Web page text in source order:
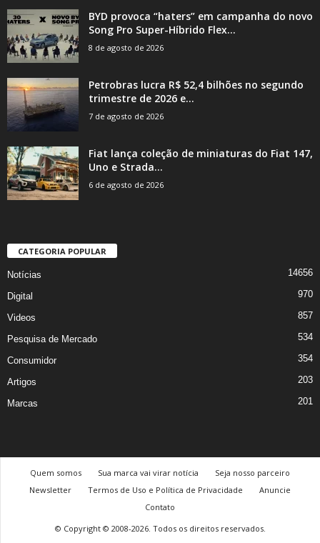
BYD provoca “haters” em campanha do novo
Song Pro Super-Híbrido Flex...
8 de agosto de 2026
Petrobras lucra R$ 52,4 bilhões no segundo
trimestre de 2026 e...
7 de agosto de 2026
Fiat lança coleção de miniaturas do Fiat 147,
Uno e Strada...
6 de agosto de 2026
CATEGORIA POPULAR
Notícias 14656
Digital 970
Videos 857
Pesquisa de Mercado 534
Consumidor 354
Artigos 203
Marcas 201
Quem somos Sua marca vai virar notícia
Seja nosso parceiro
Newsletter
Termos de Uso e Política de Privacidade
Anuncie
Contato
© Copyright © 2008-2026. Todos os direitos reservados.